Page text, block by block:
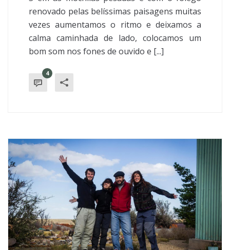
renovado pelas belíssimas paisagens muitas
vezes aumentamos o ritmo e deixamos a
calma caminhada de lado, colocamos um
bom som nos fones de ouvido e [...]
4